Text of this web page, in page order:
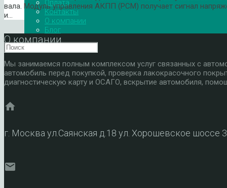
Оплата
Контакты
О компании
Блог
вала. Модуль управления АКПП (PCM) получает сигнал
и…
О компании
Мы занимаемся полным комплексом услуг связанных с
автомобиль перед покупкой, проверка лакокрасочного
диагностическую карту и ОСАГО, вскрытие автомобиля,
home
г. Москва ул.Саянская д.18 ул. Хорошевское шоссе
mail